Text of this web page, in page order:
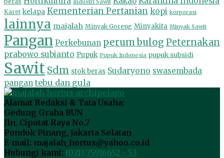
Industri Sawit
Karet kelapa Kementerian Pertanian kopi korporasi
lainnya majalah Minyak Goreng Minyakita Minyak Sawit
Pangan Perkebunan perum bulog Peternakan
prabowo subianto Pupuk Pupuk Indonesia pupuk subsidi
Sawit Sdm stok beras Sudaryono swasembada
pangan tebu dan gula
Alamat Redaksi & Tata Usaha:
Gedung Graha BUN
Jln. Ciputat Raya No.7
Pondok Pinang, Jakarta Selatan
E-mail: majalah_hortus@yahoo.co.id
Hubungi kami: (021) 75916652 - 53